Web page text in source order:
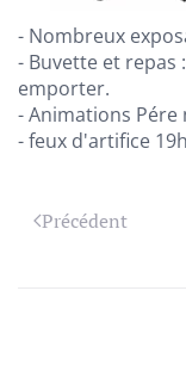
- Nombreux
- Buvette et repas
emporter.
- Animations Pére
- feux d'artifice
Précédent